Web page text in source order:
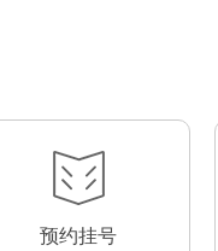
预约挂号